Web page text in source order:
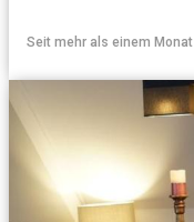
Seit mehr als einem Monat